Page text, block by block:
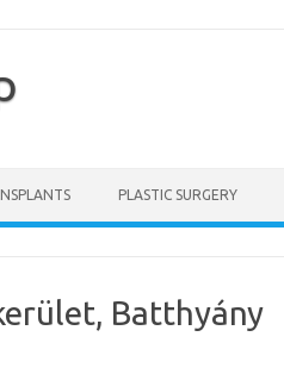
PLASTIC SURGERY
Batthyány